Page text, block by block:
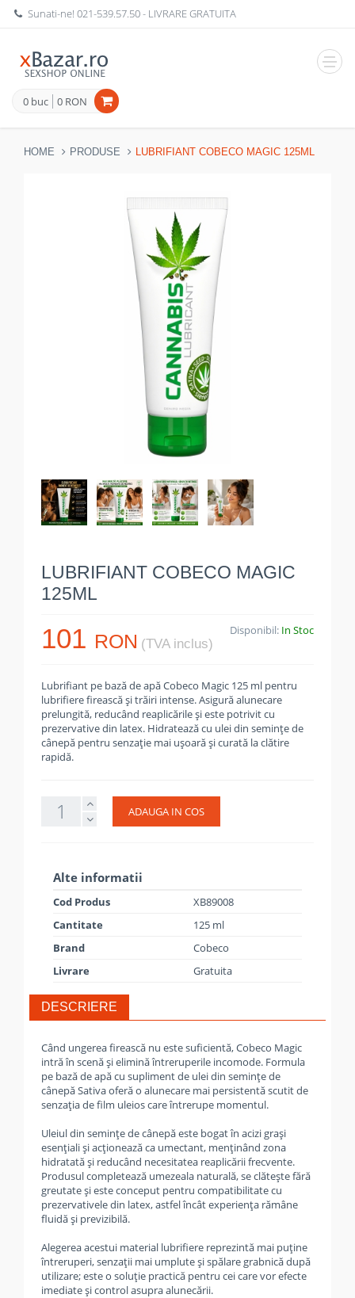
Sunati-ne!021-539.57.50- LIVRARE GRATUITA
0 buc 0 RON
HOME PRODUSE LUBRIFIANT COBECO MAGIC 125ML
LUBRIFIANT COBECO MAGIC
125ML
101 RON (TVA inclus)
Disponibil: In Stoc
Lubrifiant pe bază de apă Cobeco Magic 125 ml pentru
lubrifiere firească și trăiri intense. Asigură alunecare
prelungită, reducând reaplicările și este potrivit cu
prezervative din latex. Hidratează cu ulei din semințe de
cânepă pentru senzație mai ușoară și curată la clătire
rapidă.
ADAUGA IN COS
Alte informatii
Cod Produs
XB89008
Cantitate
125 ml
Brand
Cobeco
Livrare
Gratuita
DESCRIERE
Când ungerea firească nu este suficientă, Cobeco Magic
intră în scenă și elimină întreruperile incomode. Formula
pe bază de apă cu supliment de ulei din semințe de
cânepă Sativa oferă o alunecare mai persistentă scutit de
senzația de film uleios care întrerupe momentul.
Uleiul din semințe de cânepă este bogat în acizi grași
esențiali și acționează ca umectant, menținând zona
hidratată și reducând necesitatea reaplicării frecvente.
Produsul completează umezeala naturală, se clătește fără
greutate și este conceput pentru compatibilitate cu
prezervativele din latex, astfel încât experiența rămâne
fluidă și previzibilă.
Alegerea acestui material lubrifiere reprezintă mai puține
întreruperi, senzații mai umplute și spălare grabnică după
utilizare; este o soluție practică pentru cei care vor efecte
imediate și control asupra alunecării.